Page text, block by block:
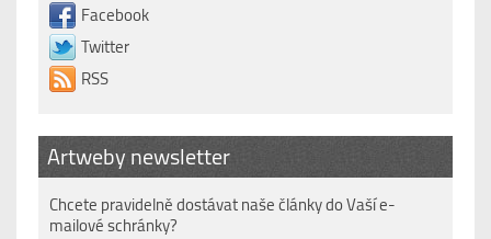
Facebook
Twitter
RSS
Artweby newsletter
Chcete pravidelně dostávat naše články do Vaší e-
mailové schránky?